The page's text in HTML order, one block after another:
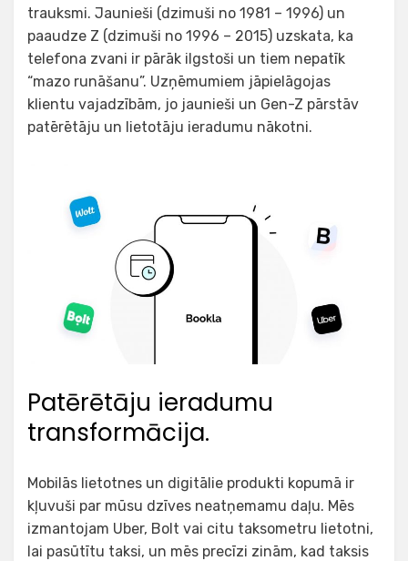
trauksmi. Jaunieši (dzimuši no 1981 – 1996) un
paaudze Z (dzimuši no 1996 – 2015) uzskata, ka
telefona zvani ir pārāk ilgstoši un tiem nepatīk
“mazo runāšanu”. Uzņēmumiem jāpielāgojas
klientu vajadzībām, jo jaunieši un Gen-Z pārstāv
patērētāju un lietotāju ieradumu nākotni.
Patērētāju ieradumu
transformācija.
Mobilās lietotnes un digitālie produkti kopumā ir
kļuvuši par mūsu dzīves neatņemamu daļu. Mēs
izmantojam Uber, Bolt vai citu taksometru lietotni,
lai pasūtītu taksi, un mēs precīzi zinām, kad taksis